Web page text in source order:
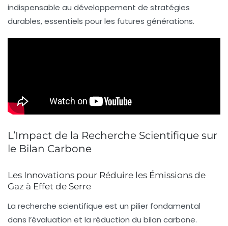
indispensable au développement de stratégies
durables, essentiels pour les futures générations.
L’Impact de la Recherche Scientifique sur
le Bilan Carbone
Les Innovations pour Réduire les Émissions de
Gaz à Effet de Serre
La recherche scientifique est un pilier fondamental
dans l’évaluation et la réduction du bilan carbone.